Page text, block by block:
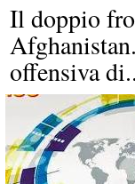
Il doppio
offensiva